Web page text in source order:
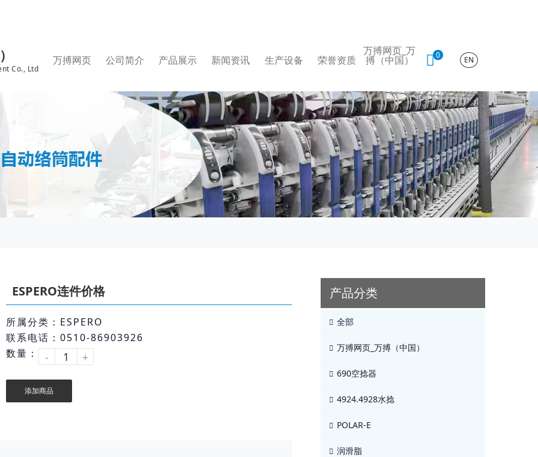
Co., Ltd
万搏网页 公司简介 产品展示 新闻资讯 生产设备 荣誉资质
万搏网页_万
搏（中国） 0 EN
ESPERO连件价格
所属分类：ESPERO
联系电话：0510-86903926
数量：
- +
添加商品
产品分类
全部
万搏网页_万搏（中国）
690空捻器
4924.4928水捻
POLAR-E
润滑脂